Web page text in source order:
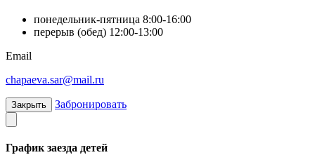
понедельник-пятница 8:00-16:00
перерыв (обед) 12:00-13:00
Email
chapaeva.sar@mail.ru
Закрыть Забронировать
График заезда детей